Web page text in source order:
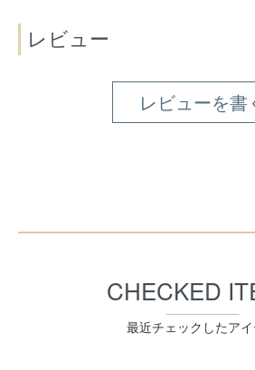
レビュー
レビューを書
CHECKED
最近チェックしたア